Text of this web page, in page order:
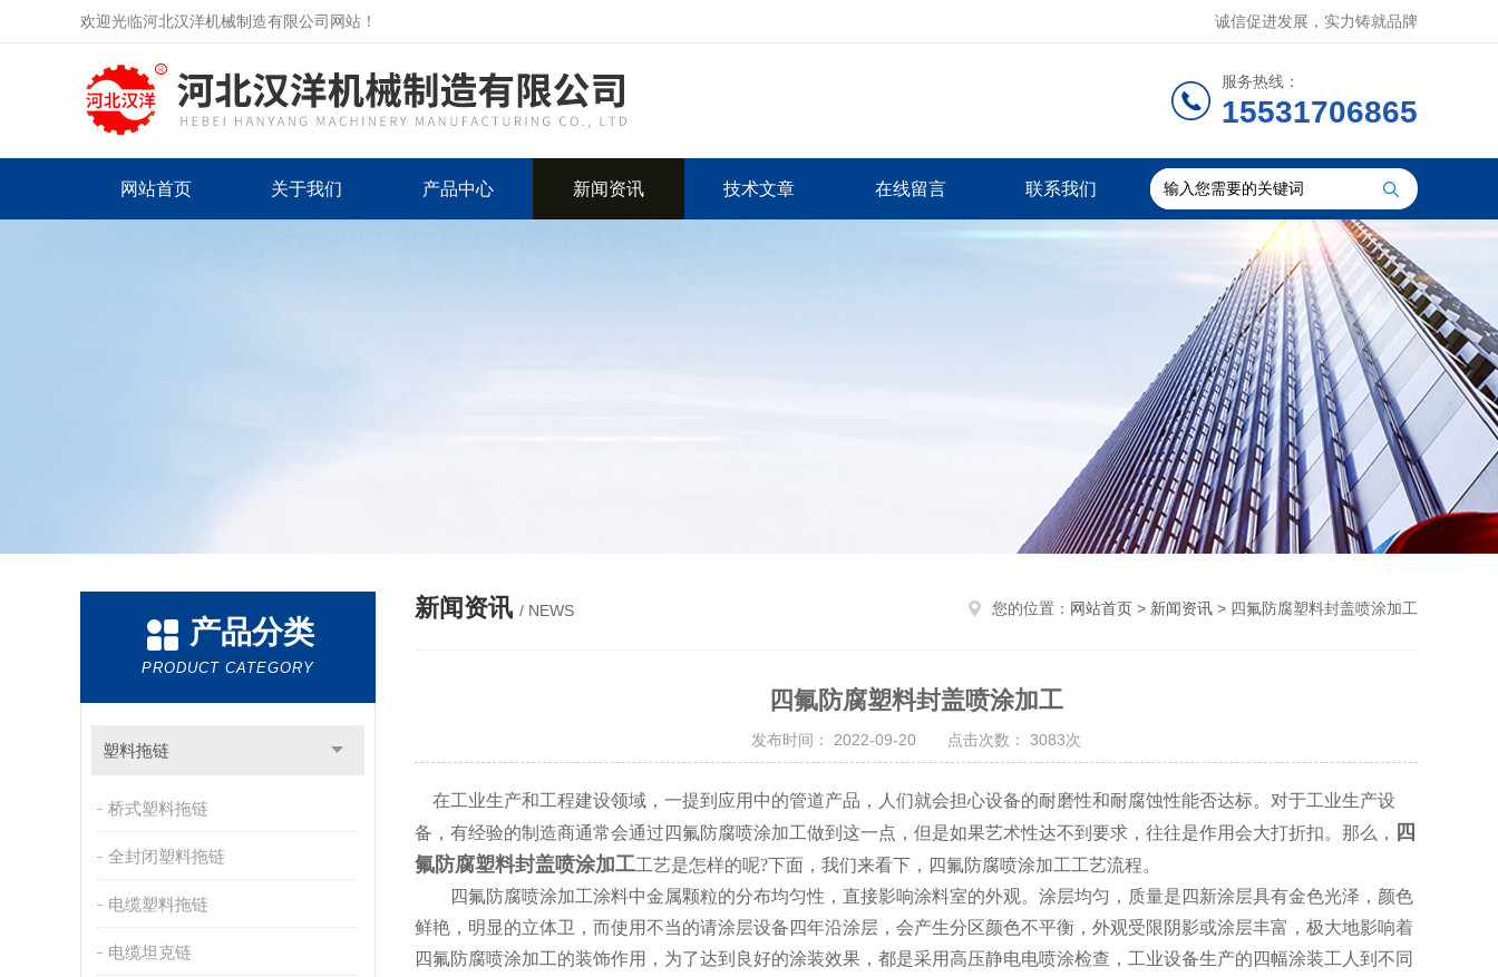
欢迎光临河北汉洋机械制造有限公司网站！ 诚信促进发展，实力铸就品牌
服务热线：
15531706865
网站首页 关于我们 产品中心 新闻资讯 技术文章 在线留言 联系我们
产品分类
PRODUCT CATEGORY
塑料拖链
桥式塑料拖链
全封闭塑料拖链
电缆塑料拖链
电缆坦克链
新闻资讯 / NEWS 您的位置： 网站首页 > 新闻资讯 > 四氟防腐塑料封盖喷涂加工
四氟防腐塑料封盖喷涂加工
发布时间： 2022-09-20 点击次数： 3083次
在工业生产和工程建设领域，一提到应用中的管道产品，人们就会担心设备的耐磨性和耐腐蚀性能否达标。对于工业生产设
备，有经验的制造商通常会通过四氟防腐喷涂加工做到这一点，但是如果艺术性达不到要求，往往是作用会大打折扣。那么，
四
氟防腐塑料封盖喷涂加工工艺是怎样的呢?下面，我们来看下，四氟防腐喷涂加工工艺流程。
四氟防腐喷涂加工涂料中金属颗粒的分布均匀性，直接影响涂料室的外观。涂层均匀，质量是四新涂层具有金色光泽，颜色
鲜艳，明显的立体卫，而使用不当的请涂层设备四年沿涂层，会产生分区颜色不平衡，外观受限阴影或涂层丰富，极大地影响着
四氟防腐喷涂加工的装饰作用，为了达到良好的涂装效果，都是采用高压静电电喷涂检查，工业设备生产的四幅涂装工人到不同